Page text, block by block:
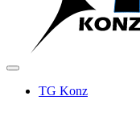
TG Konz